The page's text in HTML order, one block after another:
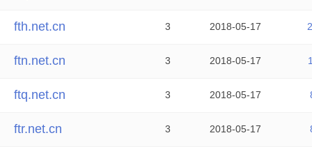
fth.net.cn 3 2018-05-17
ftn.net.cn 3 2018-05-17
ftq.net.cn 3 2018-05-17
ftr.net.cn 3 2018-05-17